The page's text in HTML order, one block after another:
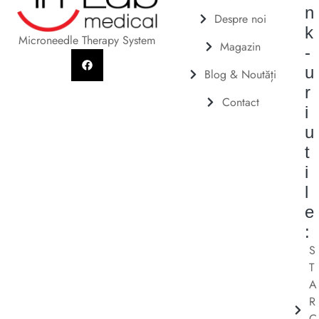
Microneedle Therapy System
Despre noi
Magazin
Blog & Noutăți
Contact
n
k
-
u
r
i
u
t
i
l
e
:
S
T
A
R